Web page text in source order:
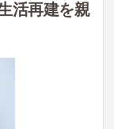
活再建を親